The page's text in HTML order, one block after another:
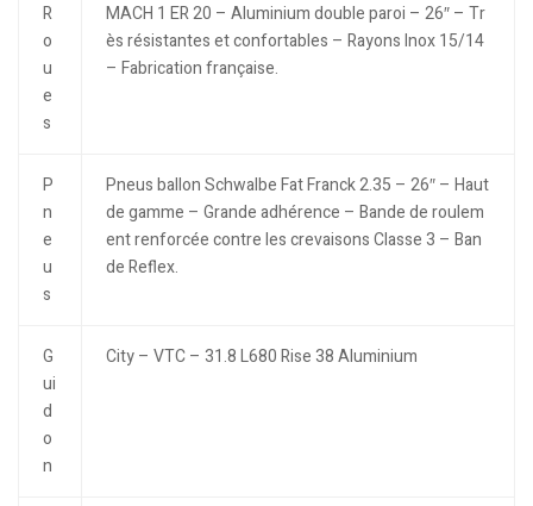
R
o
u
e
s
MACH 1 ER 20 – Aluminium double paroi – 26″ – Tr
ès résistantes et confortables – Rayons Inox 15/14
– Fabrication française.
P
n
e
u
s
Pneus ballon Schwalbe Fat Franck 2.35 – 26″ – Haut
de gamme – Grande adhérence – Bande de roulem
ent renforcée contre les crevaisons Classe 3 – Ban
de Reflex.
G
ui
d
o
n
City – VTC – 31.8 L680 Rise 38 Aluminium